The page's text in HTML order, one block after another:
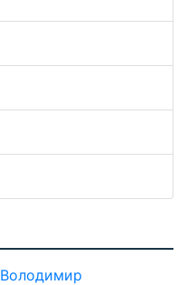
Володимир